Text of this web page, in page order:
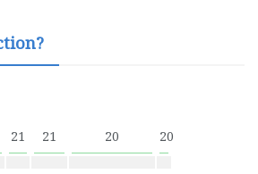
21 21 20 20